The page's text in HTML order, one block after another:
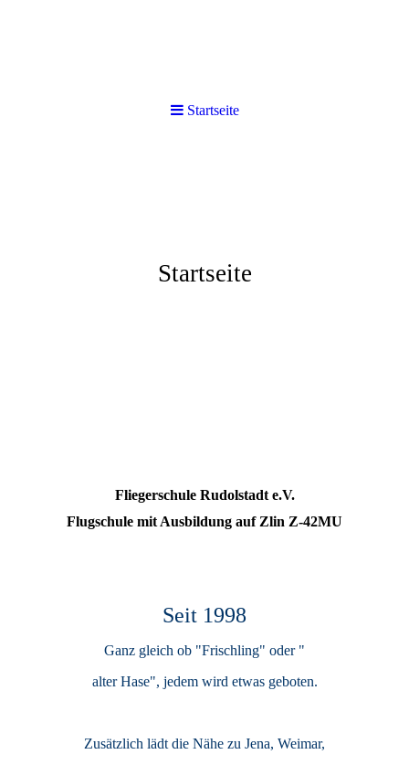
Startseite
Fliegerschule Rudolstadt e.V.
Flugschule mit Ausbildung auf Zlin Z-42MU
Seit 1998
Ganz gleich ob "Frischling" oder "
alter Hase", jedem wird etwas geboten.
Zusätzlich lädt die Nähe zu Jena, Weimar,
Startseite